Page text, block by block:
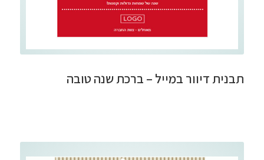
תבנית דיוור במייל – ברכת שנה טובה